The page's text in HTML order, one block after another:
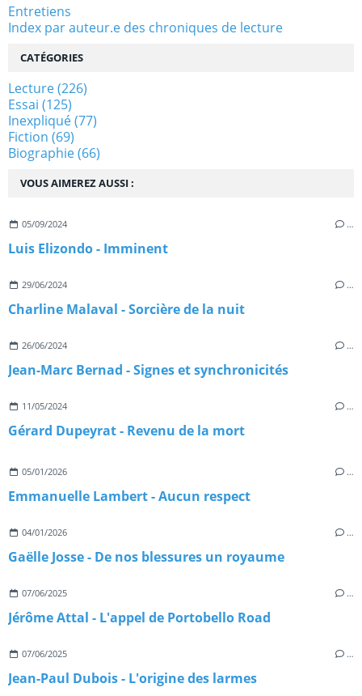
VOUS AIMEREZ AUSSI :
05/09/2024 …
Luis Elizondo - Imminent
29/06/2024 …
Charline Malaval - Sorcière de la nuit
26/06/2024 …
Jean-Marc Bernad - Signes et synchronicités
11/05/2024 …
Gérard Dupeyrat - Revenu de la mort
05/01/2026 …
Emmanuelle Lambert - Aucun respect
04/01/2026 …
Gaëlle Josse - De nos blessures un royaume
07/06/2025 …
Jérôme Attal - L'appel de Portobello Road
07/06/2025 …
Jean-Paul Dubois - L'origine des larmes
Entretiens
Index par auteur.e des chroniques de lecture
CATÉGORIES
Lecture(226)
Essai (125)
Inexpliqué(77)
Fiction (69)
Biographie(66)